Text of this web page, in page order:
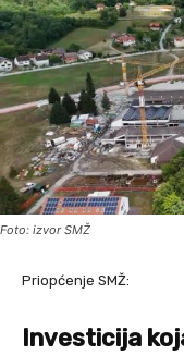
Foto: izvor SMŽ
Priopćenje SMŽ:
Investicija